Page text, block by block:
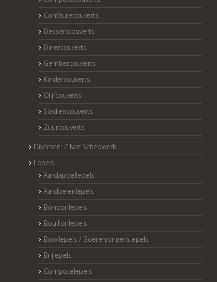
Confiturecouverts
Dessertcouverts
Dinercouverts
Gembercouverts
Kindercouverts
Olijfcouverts
Sladiencouverts
Zuurcouverts
Diversen: Zilver Schepwerk
Lepels
Aardappellepels
Aardbeienlepels
Bonbonlepels
Bouillonlepels
Bowllepels / Boerenjongenslepels
Brijlepels
Compotelepels